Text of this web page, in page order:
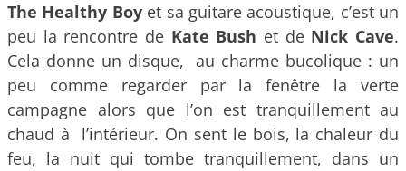
The Healthy Boyet sa guitare acoustique, c’est un
peu la rencontre de Kate Bush et de Nick Cave.
Cela donne un disque, au charme bucolique : un
peu comme regarder par la fenêtre la verte
campagne alors que l’on est tranquillement au
chaud à l’intérieur. On sent le bois, la chaleur du
feu, la nuit qui tombe tranquillement, dans un